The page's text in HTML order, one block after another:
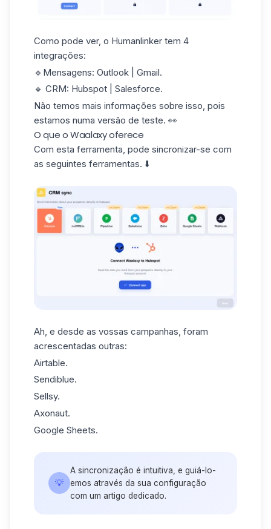
Como pode ver, o Humanlinker tem 4
integrações:
🔹Mensagens: Outlook | Gmail.
🔹 CRM: Hubspot | Salesforce.
Não temos mais informações sobre isso, pois
estamos numa versão de teste. 👀
O que o Waalaxy oferece
Com esta ferramenta, pode sincronizar-se com
as seguintes ferramentas. ⬇️
Ah, e desde as vossas campanhas, foram
acrescentadas outras:
Airtable.
Sendiblue.
Sellsy.
Axonaut.
Google Sheets.
💡
A sincronização é intuitiva, e guiá-lo-
emos através da sua configuração
com um artigo dedicado.